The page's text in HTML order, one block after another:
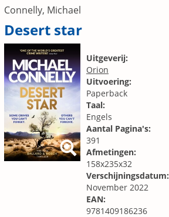
Connelly, Michael
Desert star
Uitgeverij:
Orion
Uitvoering:
Paperback
Taal:
Engels
Aantal Pagina's:
391
Afmetingen:
158x235x32
Verschijningsdatum:
November 2022
EAN:
9781409186236